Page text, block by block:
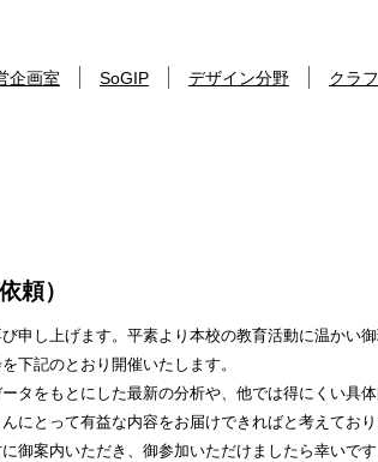
企画室 SoGIP デザイン分野 クラ
頼）
申し上げます。平素よ り本校の教育活動に温かい
下記のとおり開催いたします。
タをもとにした最新の分析や、他では得にくい具
にとって有益な内容をお届けできればと考えており
御案内いただき、御参加いただけましたら幸いで